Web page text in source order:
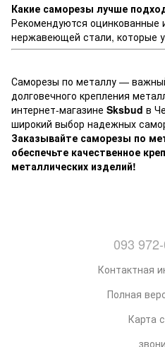
Какие саморезы лучше
Рекомендуются оцинкованные
нержавеющей стали, которые
Саморезы по металлу —
долговечного крепления
интернет-магазине Sksbud в
широкий выбор надежных
Заказывайте саморезы по
обеспечьте качественное
металлических изделий!
093
Контактная
Полная
Карта